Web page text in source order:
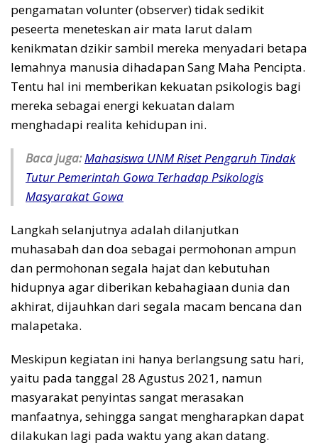
pengamatan volunter (observer) tidak sedikit
peseerta meneteskan air mata larut dalam
kenikmatan dzikir sambil mereka menyadari betapa
lemahnya manusia dihadapan Sang Maha Pencipta.
Tentu hal ini memberikan kekuatan psikologis bagi
mereka sebagai energi kekuatan dalam
menghadapi realita kehidupan ini.
Baca juga:Mahasiswa UNM Riset Pengaruh Tindak
Tutur Pemerintah Gowa Terhadap Psikologis
Masyarakat Gowa
Langkah selanjutnya adalah dilanjutkan
muhasabah dan doa sebagai permohonan ampun
dan permohonan segala hajat dan kebutuhan
hidupnya agar diberikan kebahagiaan dunia dan
akhirat, dijauhkan dari segala macam bencana dan
malapetaka.
Meskipun kegiatan ini hanya berlangsung satu hari,
yaitu pada tanggal 28 Agustus 2021, namun
masyarakat penyintas sangat merasakan
manfaatnya, sehingga sangat mengharapkan dapat
dilakukan lagi pada waktu yang akan datang.